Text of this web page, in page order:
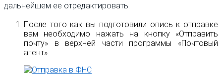
дальнейшем ее отредактировать.
После того как вы подготовили опись к отправке
вам необходимо нажать на кнопку «Отправить
почту» в верхней части программы «Почтовый
агент».